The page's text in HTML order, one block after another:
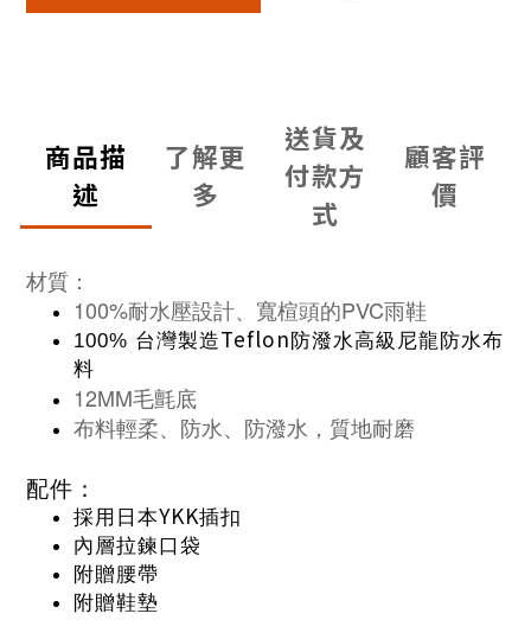
商品描
述
了解更
多
送貨及
付款方
式
顧客評
價
材質：
100%耐水壓設計、寬楦頭的PVC雨鞋
100% 台灣製造Teflon 防潑水高級尼龍防水布
料
12MM毛氈底
布料輕柔、防水、防潑水，質地耐磨
配件：
採用日本YKK插扣
內層拉鍊口袋
附贈腰帶
附贈鞋墊